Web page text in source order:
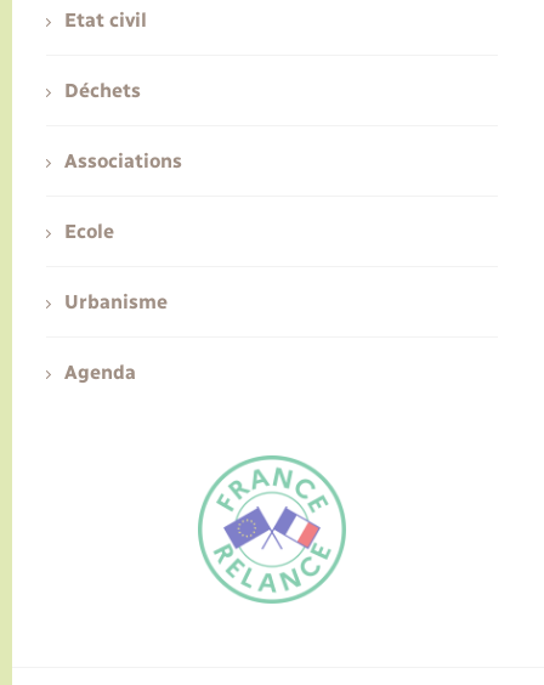
FR
Etat civil
Déchets
Associations
Ecole
Urbanisme
Agenda